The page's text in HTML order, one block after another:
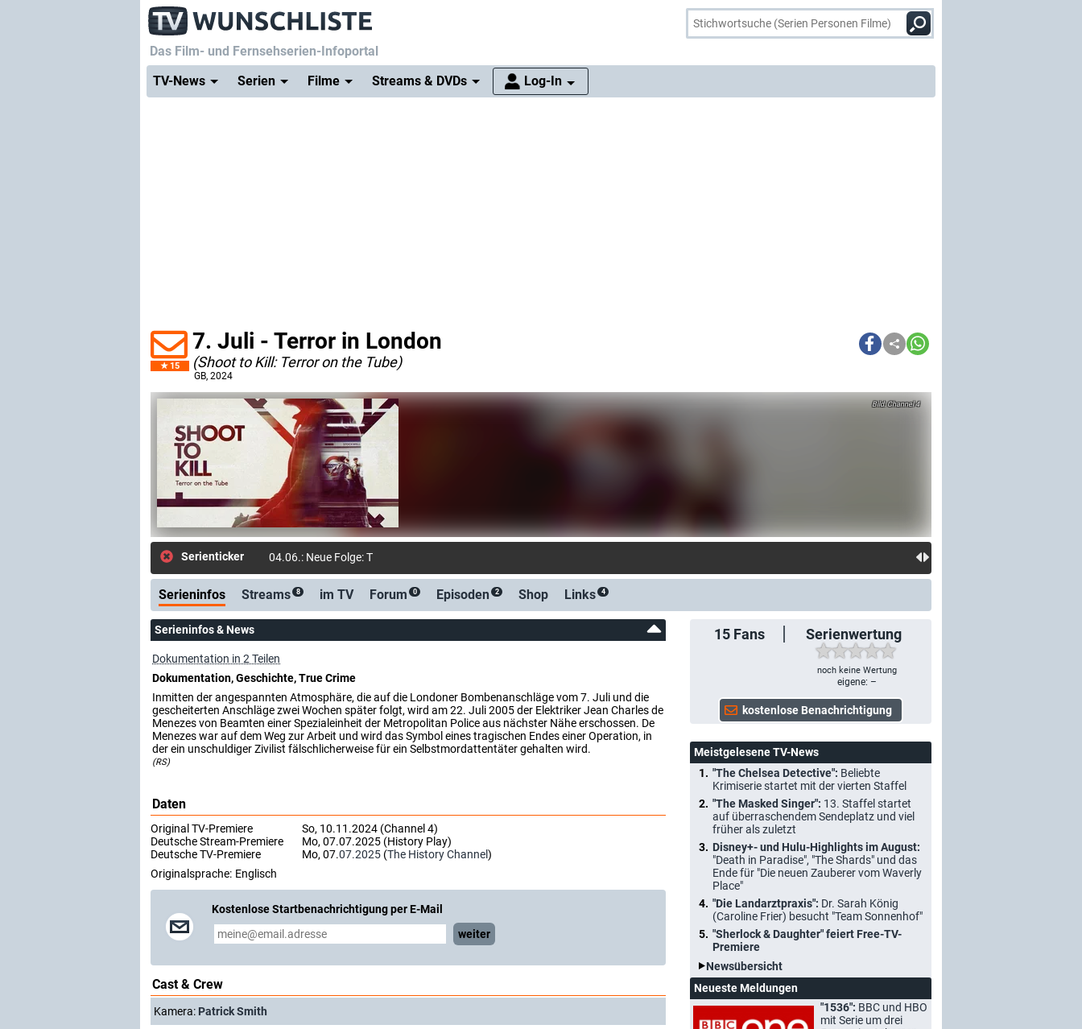
Das Film- und Fernsehserien-Infoportal
TV-News
Serien Filme Streams & DVDs Log-In
15
7. Juli - Terror in London
(Shoot to Kill: Terror on the Tube)
GB, 2024
Channel 4
Serienticker 04.06.: Neue Folge: Teil 1 (Sky GO)
Serieninfos Streams 8 im TV Forum 0 Episoden 2 Shop Links 4
15 Fans Serienwertung
noch keine Wertung
eigene: –
Serieninfos & News
Dokumentation in 2 Teilen
Dokumentation, Geschichte, True Crime
Inmitten der angespannten Atmosphäre, die auf die Londoner Bombenanschläge vom 7. Juli und die
gescheiterten Anschläge zwei Wochen später folgt, wird am 22. Juli 2005 der Elektriker Jean Charles de
Menezes von Beamten einer Spezialeinheit der Metropolitan Police aus nächster Nähe erschossen. De
Menezes war auf dem Weg zur Arbeit und wird das Symbol eines tragischen Endes einer Operation, in
der ein unschuldiger Zivilist fälschlicherweise für ein Selbstmordattentäter gehalten wird.
(RS)
Daten
Original TV-Premiere
So, 10.11.2024 (Channel 4)
Deutsche Stream-Premiere
Mo, 07.07.2025 (History Play)
Deutsche TV-Premiere
Mo, 07.07.2025 (The History Channel)
Originalsprache: Englisch
Kostenlose Startbenachrichtigung per E-Mail
weiter
Cast & Crew
Kamera: Patrick Smith
Meistgelesene TV-News
"The Chelsea Detective": Beliebte
Krimiserie startet mit der vierten Staffel
"The Masked Singer": 13. Staffel startet
auf überraschendem Sendeplatz und viel
früher als zuletzt
Disney+- und Hulu-Highlights im August:
"Death in Paradise", "The Shards" und das
Ende für "Die neuen Zauberer vom Waverly
Place"
"Die Landarztpraxis": Dr. Sarah König
(Caroline Frier) besucht "Team Sonnenhof"
"Sherlock & Daughter" feiert Free-TV-
Premiere
Newsübersicht
Neueste Meldungen
"1536": BBC und HBO
mit Serie um drei